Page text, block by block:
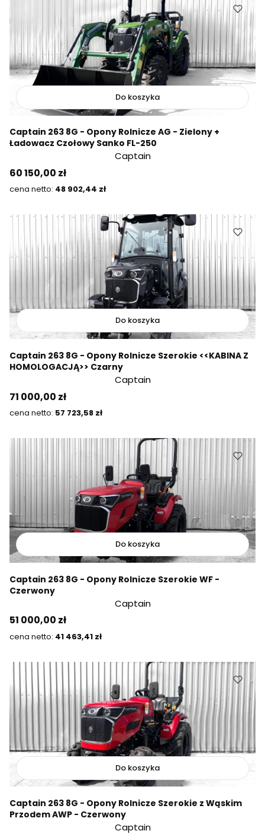
Do koszyka
Captain 263 8G - Opony Rolnicze AG - Zielony +
Ładowacz Czołowy Sanko FL-250
Captain
Cena
60 150,00 zł
Cena
48 902,44 zł
Do koszyka
Captain 263 8G - Opony Rolnicze Szerokie <<KABINA Z
HOMOLOGACJĄ>> Czarny
Captain
Cena
71 000,00 zł
Cena
57 723,58 zł
Do koszyka
Captain 263 8G - Opony Rolnicze Szerokie WF -
Czerwony
Captain
Cena
51 000,00 zł
Cena
41 463,41 zł
Do koszyka
Captain 263 8G - Opony Rolnicze Szerokie z Wąskim
Przodem AWP - Czerwony
Captain